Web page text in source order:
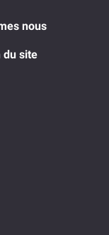
nous
du site